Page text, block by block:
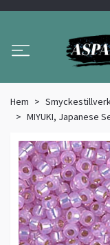
Hem
MIYUKI, Japanese